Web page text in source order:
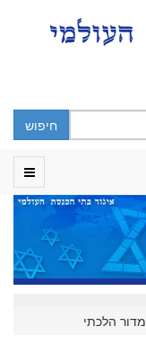
מדור הלכתי